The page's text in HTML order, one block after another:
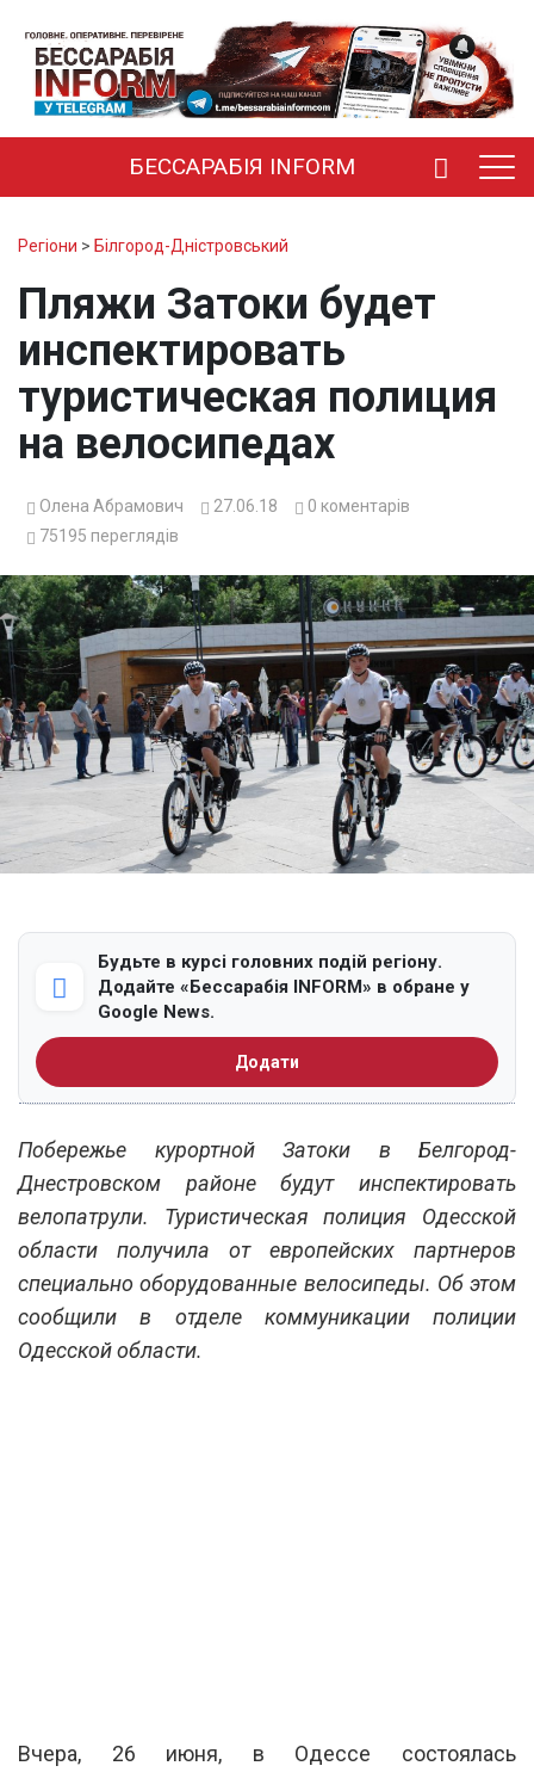
БЕССАРАБІЯ INFORM
Регіони > Білгород-Дністровський
Пляжи Затоки будет
инспектировать
туристическая полиция
на велосипедах
Олена Абрамович 27.06.18 0 коментарів
75195 переглядів
Будьте в курсі головних подій регіону.
Додайте «Бессарабія INFORM» в обране у
Google News.
Додати
Побережье курортной Затоки в Белгород-
Днестровском районе будут инспектировать
велопатрули. Туристическая полиция Одесской
области получила от европейских партнеров
специально оборудованные велосипеды. Об этом
сообщили в отделе коммуникации полиции
Одесской области.
Вчера, 26 июня, в Одессе состоялась